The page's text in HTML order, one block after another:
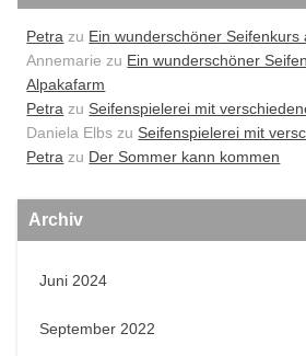
Petra zu Ein wunderschöner Seifenkurs
Annemarie zu Ein wunderschöner
Alpakafarm
Petra zu Seifenspielerei mit
Daniela Elbs zu Seifenspielerei mit
Petra zu Der Sommer kann kommen
Archiv
Juni 2024
September 2022